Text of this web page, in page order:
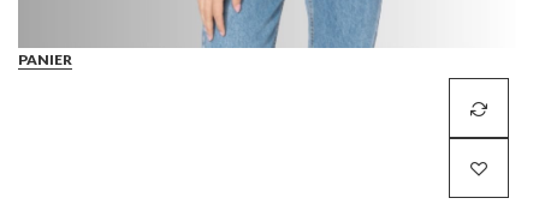
PANIER